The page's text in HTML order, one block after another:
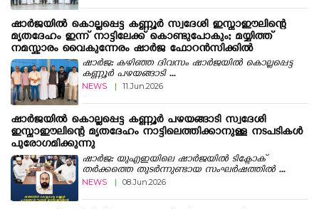
ഷാർജയിൽ കൊല്ലപ്പെട്ട കണ്ണൂർ സ്വദേശി ഇസ്മാഈലിന്റെ
മൃതദേഹം ഇന്ന് നാട്ടിലേക്ക് കൊണ്ടുപോകും; മയ്യിത്ത്
നമസ്കാരം വൈകുന്നേരം ഷാർജ ഫോറൻസിക്കിൽ
ഷാർജ: കഴിഞ്ഞ ദിവസം ഷാര്‍ജയില്‍ കൊല്ലപ്പെട്ട
കണ്ണൂര്‍ പഴയങ്ങാടി ...
NEWS | 11.Jun.2026
ഷാര്‍ജയില്‍ കൊല്ലപ്പെട്ട കണ്ണൂര്‍ പഴയങ്ങാടി സ്വദേശി
ഇസ്മാഈലിന്റെ മൃതദേഹം നാട്ടിലെത്തിക്കാനുള്ള നടപടികള്‍
പുരോഗമിക്കുന്നു
ഷാർജ: യുഎഇയിലെ ഷാർജയിൽ ടിക്ടോക്
തർക്കത്തെ തുടർന്നുണ്ടായ സംഘർഷത്തിൽ ...
NEWS | 08.Jun.2026